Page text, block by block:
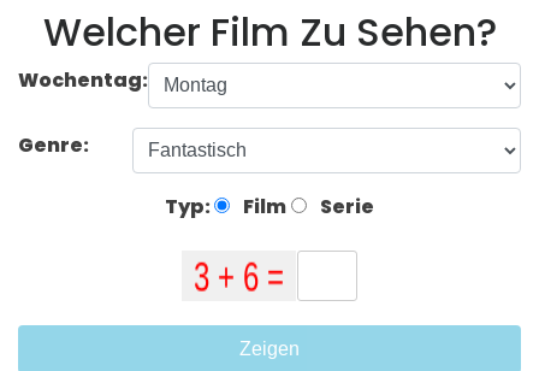
Welcher Film Zu Sehen?
Wochentag:
Genre:
Typ: Film Serie
Zeigen